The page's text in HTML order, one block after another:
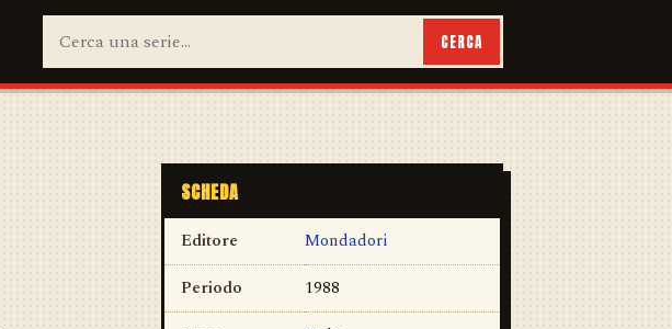
CERCA
SCHEDA
Editore
Mondadori
Periodo
1988